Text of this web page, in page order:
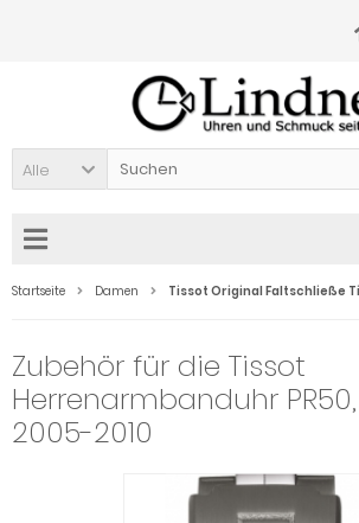
Alle
Startseite Damen Tissot Original Faltschließe
Zubehör für die Tissot
Herrenarmbanduhr
2005-2010